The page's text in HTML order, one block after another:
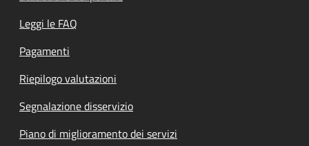
Leggi le FAQ
Pagamenti
Riepilogo valutazioni
Segnalazione disservizio
Piano di miglioramento dei servizi